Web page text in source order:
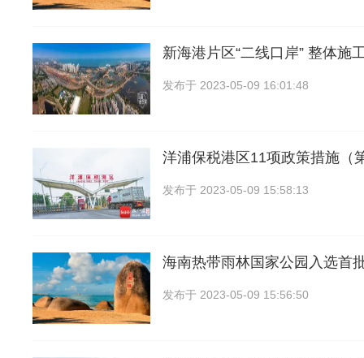
新海港片区“二线口岸” 整体施
发布于 2023-05-09 16:01:48
洋浦保税港区11项政策措施（
发布于 2023-05-09 15:58:13
海南热带雨林国家公园入选首
发布于 2023-05-09 15:56:50